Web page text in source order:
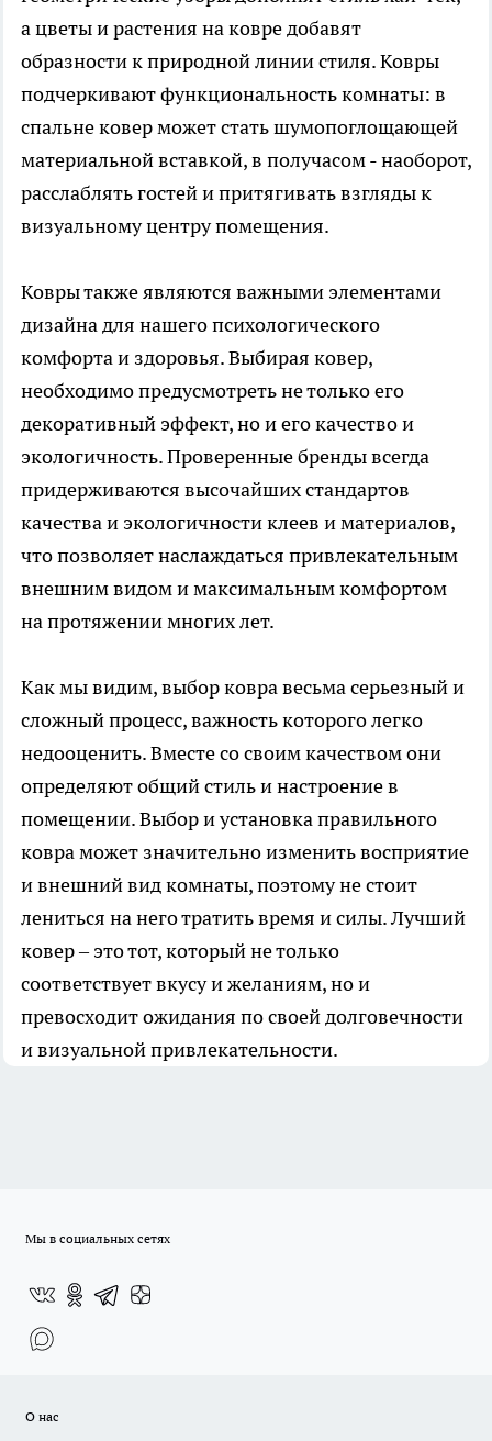
а цветы и растения на ковре добавят
образности к природной линии стиля. Ковры
подчеркивают функциональность комнаты: в
спальне ковер может стать шумопоглощающей
материальной вставкой, в получасом - наоборот,
расслаблять гостей и притягивать взгляды к
визуальному центру помещения.
Ковры также являются важными элементами
дизайна для нашего психологического
комфорта и здоровья. Выбирая ковер,
необходимо предусмотреть не только его
декоративный эффект, но и его качество и
экологичность. Проверенные бренды всегда
придерживаются высочайших стандартов
качества и экологичности клеев и материалов,
что позволяет наслаждаться привлекательным
внешним видом и максимальным комфортом
на протяжении многих лет.
Как мы видим, выбор ковра весьма серьезный и
сложный процесс, важность которого легко
недооценить. Вместе со своим качеством они
определяют общий стиль и настроение в
помещении. Выбор и установка правильного
ковра может значительно изменить восприятие
и внешний вид комнаты, поэтому не стоит
лениться на него тратить время и силы. Лучший
ковер – это тот, который не только
соответствует вкусу и желаниям, но и
превосходит ожидания по своей долговечности
и визуальной привлекательности.
Мы в социальных сетях
О нас